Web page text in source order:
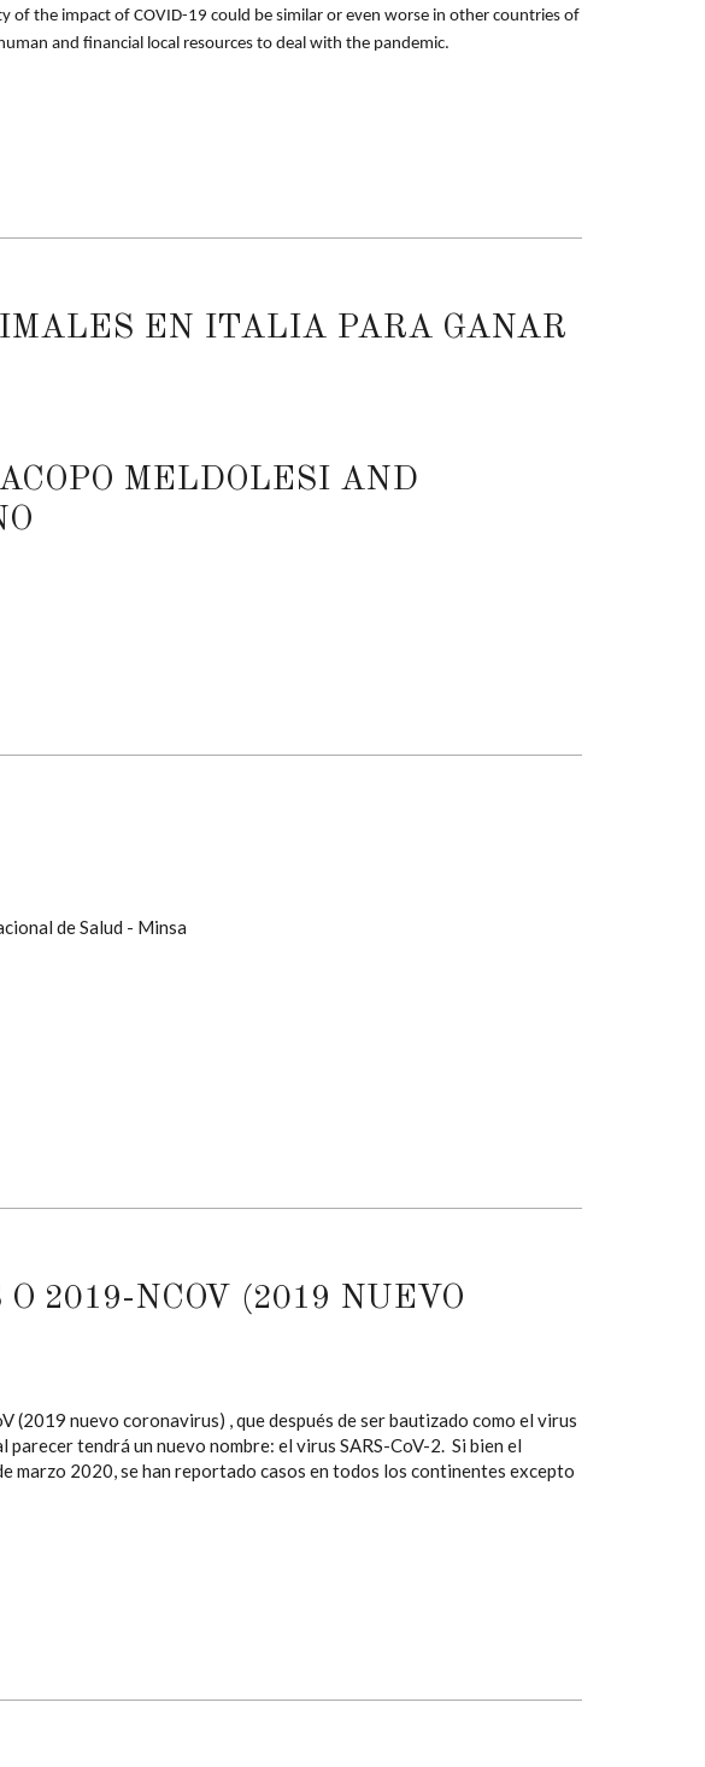
of the impact of COVID-19 could be similar or even worse in other countries of
and financial local resources to deal with the pandemic.
EN ITALIA PARA GANAR
MELDOLESI AND
de Salud - Minsa
2019-NCOV (2019 NUEVO
(2019 nuevo coronavirus) , que después de ser bautizado como el virus
tendrá un nuevo nombre: el virus SARS-CoV-2. Si bien el
marzo 2020, se han reportado casos en todos los continentes excepto